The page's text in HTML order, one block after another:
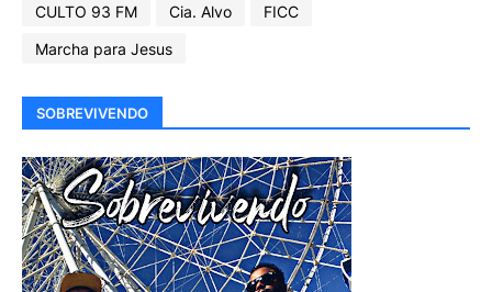
CULTO 93 FM Cia. Alvo
FICC
Marcha para Jesus
SOBREVIVENDO